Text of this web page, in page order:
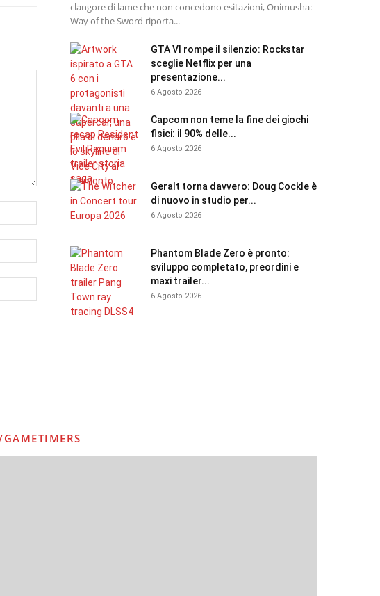
clangore di lame che non concedono esitazioni, Onimusha:
Way of the Sword riporta...
GTA VI rompe il silenzio: Rockstar
sceglie Netflix per una
presentazione...
6 Agosto 2026
Capcom non teme la fine dei giochi
fisici: il 90% delle...
6 Agosto 2026
Geralt torna davvero: Doug Cockle è
di nuovo in studio per...
6 Agosto 2026
Phantom Blade Zero è pronto:
sviluppo completato, preordini e
maxi trailer...
6 Agosto 2026